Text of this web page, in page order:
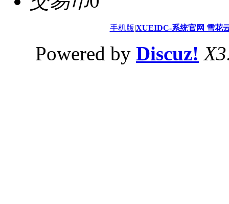
手机版|XUEIDC-系统官网 雪花
Powered by Discuz!